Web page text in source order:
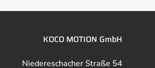
KOCO MOTION GmbH
Niedereschacher Straße 54